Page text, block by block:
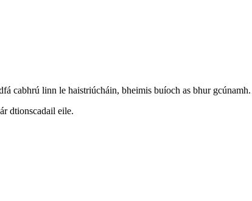
cabhrú linn le haistriúcháin, bheimis buíoch as bhur gcúnamh.
dtionscadail eile.